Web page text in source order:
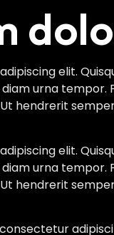
elit.
urna
hendrerit
elit.
urna
hendrerit